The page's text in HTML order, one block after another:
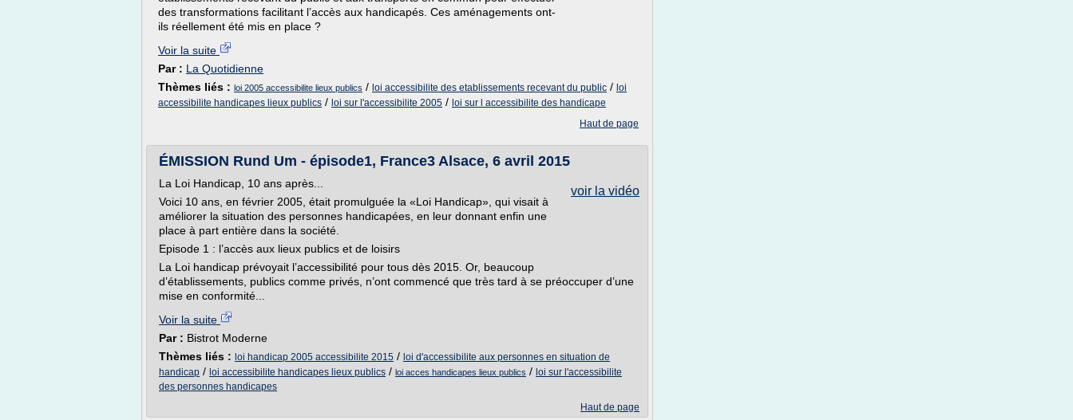
des transformations facilitant l’accès aux handicapés. Ces aménagements ont-
ils réellement été mis en place ?
Voir la suite
Par : La Quotidienne
Thèmes liés : loi 2005 accessibilite lieux publics / loi accessibilite des etablissements recevant du public / loi
accessibilite handicapes lieux publics / loi sur l'accessibilite 2005 / loi sur l accessibilite des handicape
Haut de page
ÉMISSION Rund Um - épisode1, France3 Alsace, 6 avril 2015
voir la vidéo
La Loi Handicap, 10 ans après...
Voici 10 ans, en février 2005, était promulguée la «Loi Handicap», qui visait à
améliorer la situation des personnes handicapées, en leur donnant enfin une
place à part entière dans la société.
Episode 1 : l’accès aux lieux publics et de loisirs
La Loi handicap prévoyait l’accessibilité pour tous dès 2015. Or, beaucoup
d’établissements, publics comme privés, n’ont commencé que très tard à se préoccuper d’une
mise en conformité...
Voir la suite
Par : Bistrot Moderne
Thèmes liés : loi handicap 2005 accessibilite 2015 / loi d'accessibilite aux personnes en situation de
handicap / loi accessibilite handicapes lieux publics / loi acces handicapes lieux publics / loi sur l'accessibilite
des personnes handicapes
Haut de page